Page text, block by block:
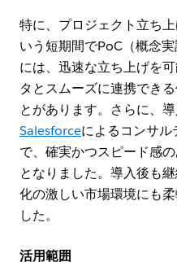
特に、プロジェクト立ち
いう短期間でPoC（概念
には、迅速な立ち上げを
タとスムーズに連携でき
とがあります。さらに、
Salesforceによるコンサル
で、確実かつスピード感
となりました。導入後も
化の激しい市場環境にも
した。
活用範囲